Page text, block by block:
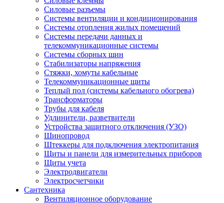
Силовые разъемы
Системы вентиляции и кондиционирования
Системы отопления жилых помещений
Системы передачи данных и
телекоммуникационные системы
Системы сборных шин
Стабилизаторы напряжения
Стяжки, хомуты кабельные
Телекоммуникационные щиты
Теплый пол (системы кабельного обогрева)
Трансформаторы
Трубы для кабеля
Удлинители, разветвители
Устройства защитного отключения (УЗО)
Шинопровод
Штеккеры для подключения электропитания
Щиты и панели для измерительных приборов
Щиты учета
Электродвигатели
Электросчетчики
Сантехника
Вентиляционное оборудование